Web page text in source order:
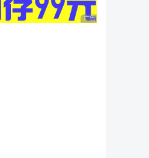
广告 商业广告，理性